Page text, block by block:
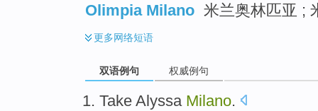
Olimpia Milano 米兰奥林匹亚 ;
更多网络短语
双语例句 权威例句
Take Alyssa Milano.